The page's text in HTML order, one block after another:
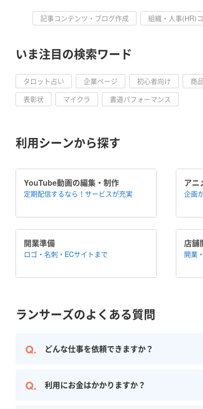
記事コンテンツ・ブログ作成 組織・人事(HR)
いま注目の検索ワード
タロット占い 企業ページ 初心者向け 商
表彰状
マイクラ 書道パフォーマンス
利用シーンから探す
YouTube動画の編集・制作
定期配信するなら！​サービスが充実
アニ
企画
開業準備
ロゴ・名刺・ECサイトまで
店舗
開業
ランサーズのよくある質問
どんな仕事を依頼できますか？
利用にお金はかかりますか？